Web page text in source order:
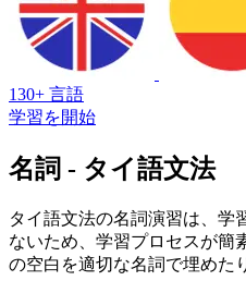
130+ 言語
学習を開始
名詞 - タイ語文法
タイ語文法の名詞演習は、学
ないため、学習プロセスが簡
の空白を適切な名詞で埋めた